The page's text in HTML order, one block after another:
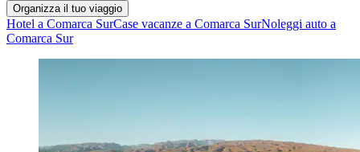
Organizza il tuo viaggio
Hotel a Comarca SurCase vacanze a Comarca SurNoleggi auto a
Comarca Sur